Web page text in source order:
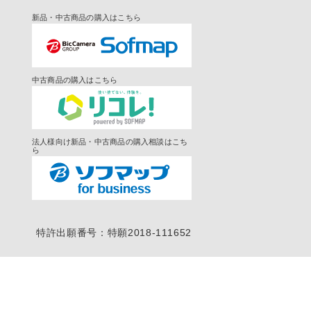
新品・中古商品の購入はこちら
中古商品の購入はこちら
法人様向け新品・中古商品の購入相談はこち
ら
特許出願番号：特願2018-111652